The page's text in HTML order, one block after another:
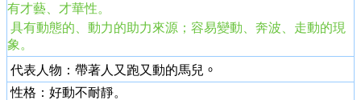
有才藝、才華性。
具有動態的、動力的助力來源；容易變動、奔波、走動的現
象。
代表人物：帶著人又跑又動的馬兒 。
性格：好動不耐靜。